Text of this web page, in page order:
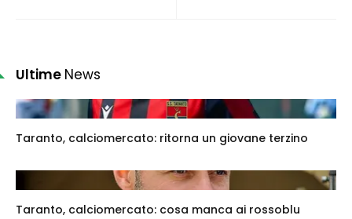
Ultime News
Taranto, calciomercato: ritorna un giovane terzino
Taranto, calciomercato: cosa manca ai rossoblu